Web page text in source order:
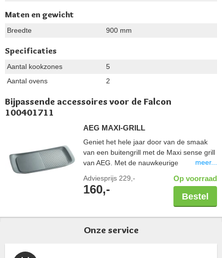
Maten en gewicht
Breedte 900 mm
Specificaties
Aantal kookzones
5
Aantal ovens
2
Bijpassende accessoires voor de Falcon
100401711
AEG MAXI-GRILL
Geniet het hele jaar door van de smaak
van een buitengrill met de Maxi sense grill
van AEG. Met de nauwkeurige
perfect gegrilde steak. Bereiding kan
zowel op de geribbelde als op het gladde
oppervlak. Dikke basis van aluminium. Met
Ovenbestendig tot maximaal 200°C.
Alleen voor inductiekookplaten.
meer...
Adviesprijs 229,-
160,-
Op voorraad
Bestel
Onze service